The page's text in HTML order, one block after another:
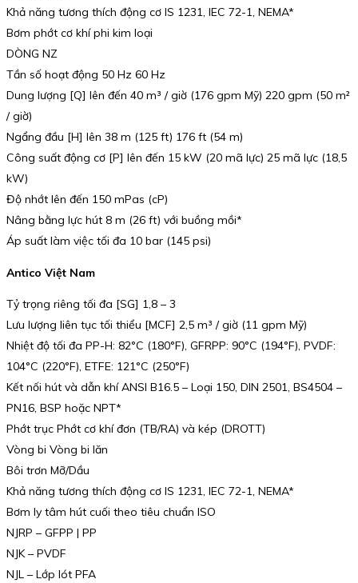
Khả năng tương thích động cơ IS 1231, IEC 72-1, NEMA*
Bơm phớt cơ khí phi kim loại
DÒNG NZ
Tần số hoạt động 50 Hz 60 Hz
Dung lượng [Q] lên đến 40 m³ / giờ (176 gpm Mỹ) 220 gpm (50 m²
/ giờ)
Ngẩng đầu [H] lên 38 m (125 ft) 176 ft (54 m)
Công suất động cơ [P] lên đến 15 kW (20 mã lực) 25 mã lực (18,5
kW)
Độ nhớt lên đến 150 mPas (cP)
Nâng bằng lực hút 8 m (26 ft) với buồng mồi*
Áp suất làm việc tối đa 10 bar (145 psi)
Antico Việt Nam
Tỷ trọng riêng tối đa [SG] 1,8 – 3
Lưu lượng liên tục tối thiểu [MCF] 2,5 m³ / giờ (11 gpm Mỹ)
Nhiệt độ tối đa PP-H: 82°C (180°F), GFRPP: 90°C (194°F), PVDF:
104°C (220°F), ETFE: 121°C (250°F)
Kết nối hút và dẫn khí ANSI B16.5 – Loại 150, DIN 2501, BS4504 –
PN16, BSP hoặc NPT*
Phớt trục Phớt cơ khí đơn (TB/RA) và kép (DROTT)
Vòng bi Vòng bi lăn
Bôi trơn Mỡ/Dầu
Khả năng tương thích động cơ IS 1231, IEC 72-1, NEMA*
Bơm ly tâm hút cuối theo tiêu chuẩn ISO
NJRP – GFPP | PP
NJK – PVDF
NJL – Lớp lót PFA